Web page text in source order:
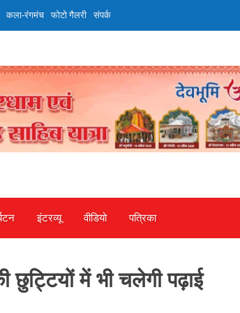
कला-रंगमंच फोटो गैलरी संपर्क
इंटरव्‍यू वीडियो पत्रिका
छुट्टियों में भी चलेगी पढ़ाई